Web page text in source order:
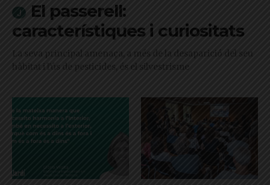
El passerell:
característiques i curiositats
La seva principal amenaça, a més de la desaparició del seu
hàbitat i l'ús de pesticides, és el silvestrisme